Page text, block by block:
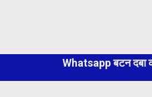
Whatsapp बटन